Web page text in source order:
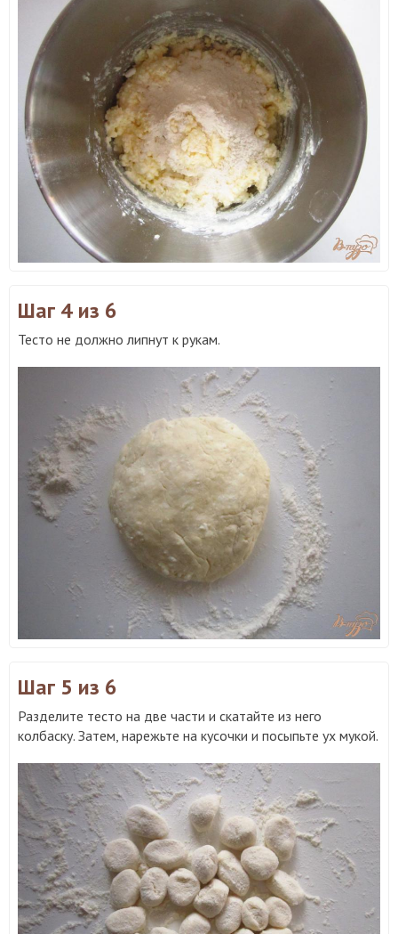
Шаг 4 из 6
Тесто не должно липнут к рукам.
Шаг 5 из 6
Разделите тесто на две части и скатайте из него
колбаску. Затем, нарежьте на кусочки и посыпьте ух мукой.